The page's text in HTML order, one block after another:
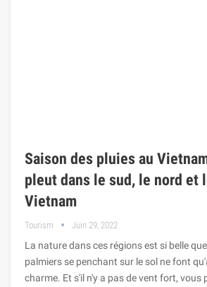
Saison des pluies au
pleut dans le sud, le nord et
Vietnam
Tourism Juin 29, 2022
La nature dans ces régions est si belle
palmiers se penchant sur le sol ne font
charme. Et s'il n'y a pas de vent fort, vous